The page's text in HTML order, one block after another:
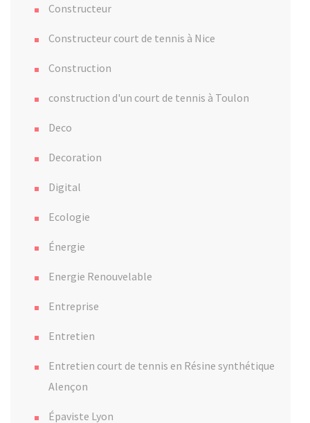
Constructeur
Constructeur court de tennis à Nice
Construction
construction d'un court de tennis à Toulon
Deco
Decoration
Digital
Ecologie
Énergie
Energie Renouvelable
Entreprise
Entretien
Entretien court de tennis en Résine synthétique
Alençon
Épaviste Lyon